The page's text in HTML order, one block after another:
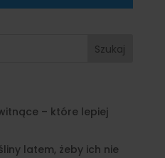
Szukaj
– które lepiej
latem, żeby ich nie